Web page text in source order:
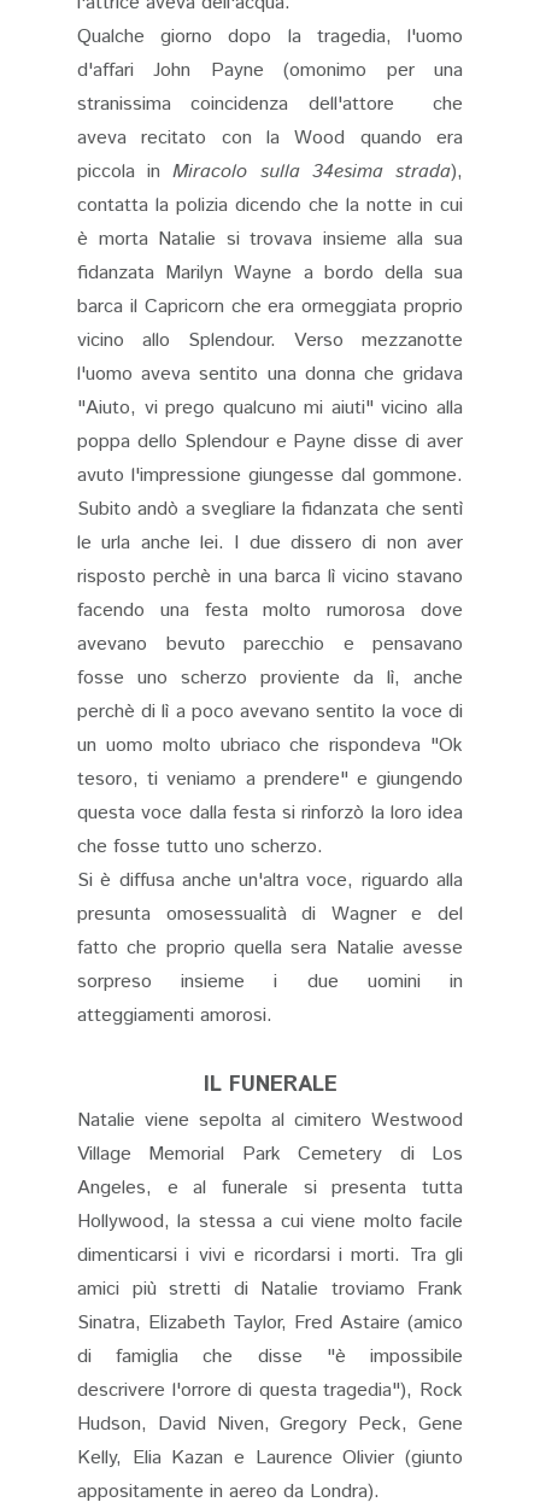
Qualche giorno dopo la tragedia, l'uomo
d'affari John Payne (omonimo per una
stranissima coincidenza dell'attore che
aveva recitato con la Wood quando era
piccola inMiracolo sulla 34esima strada),
contatta la polizia dicendo che la notte in cui
è morta Natalie si trovava insieme alla sua
fidanzata Marilyn Wayne a bordo della sua
barca il Capricorn che era ormeggiata proprio
vicino allo Splendour. Verso mezzanotte
l'uomo aveva sentito una donna che gridava
"Aiuto, vi prego qualcuno mi aiuti" vicino alla
poppa dello Splendour e Payne disse di aver
avuto l'impressione giungesse dal gommone.
Subito andò a svegliare la fidanzata che sentì
le urla anche lei. I due dissero di non aver
risposto perchè in una barca lì vicino stavano
facendo una festa molto rumorosa dove
avevano bevuto parecchio e pensavano
fosse uno scherzo proviente da lì, anche
perchè di lì a poco avevano sentito la voce di
un uomo molto ubriaco che rispondeva "Ok
tesoro, ti veniamo a prendere" e giungendo
questa voce dalla festa si rinforzò la loro idea
che fosse tutto uno scherzo.
Si è diffusa anche un'altra voce, riguardo alla
presunta omosessualità di Wagner e del
fatto che proprio quella sera Natalie avesse
sorpreso insieme i due uomini in
atteggiamenti amorosi.
IL FUNERALE
Natalie viene sepolta al cimitero Westwood
Village Memorial Park Cemetery di Los
Angeles, e al funerale si presenta tutta
Hollywood, la stessa a cui viene molto facile
dimenticarsi i vivi e ricordarsi i morti. Tra gli
amici più stretti di Natalie troviamo Frank
Sinatra, Elizabeth Taylor, Fred Astaire (amico
di famiglia che disse "è impossibile
descrivere l'orrore di questa tragedia"), Rock
Hudson, David Niven, Gregory Peck, Gene
Kelly, Elia Kazan e Laurence Olivier (giunto
appositamente in aereo da Londra).